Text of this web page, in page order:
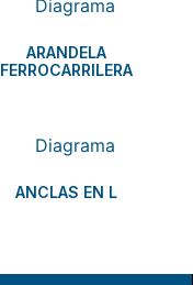
ARANDELA
FERROCARRILERA
ANCLAS EN L